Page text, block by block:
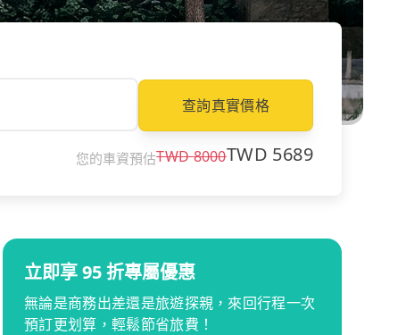
查詢真實價格
您的車資預估TWD8000TWD 5689
立即享 95 折專屬優惠
無論是商務出差還是旅遊探親，來回行程一次
預訂更划算，輕鬆節省旅費！